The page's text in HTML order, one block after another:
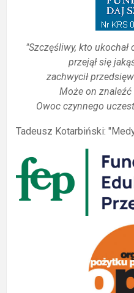
"Szczęśliwy, kto
przejął się
zachwycił
Może on znaleźć
Owoc czynnego
Tadeusz Kotarbiński: